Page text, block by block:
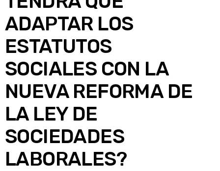
ADAPTAR LOS
ESTATUTOS
SOCIALES CON LA
NUEVA REFORMA DE
LA LEY DE
SOCIEDADES
LABORALES?